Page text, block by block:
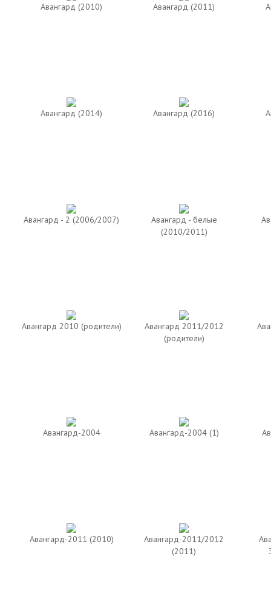
Авангард (2010) Авангард (2011)
Авангард (2014) Авангард (2016)
Авангард - 2 (2006/2007)
Авангард - белые
(2010/2011)
Авангард 2010 (родители)
Авангард 2011/2012
(родители)
Авангард-2004 Авангард-2004 (1)
Авангард-2011 (2010)
Авангард-2011/2012
(2011)